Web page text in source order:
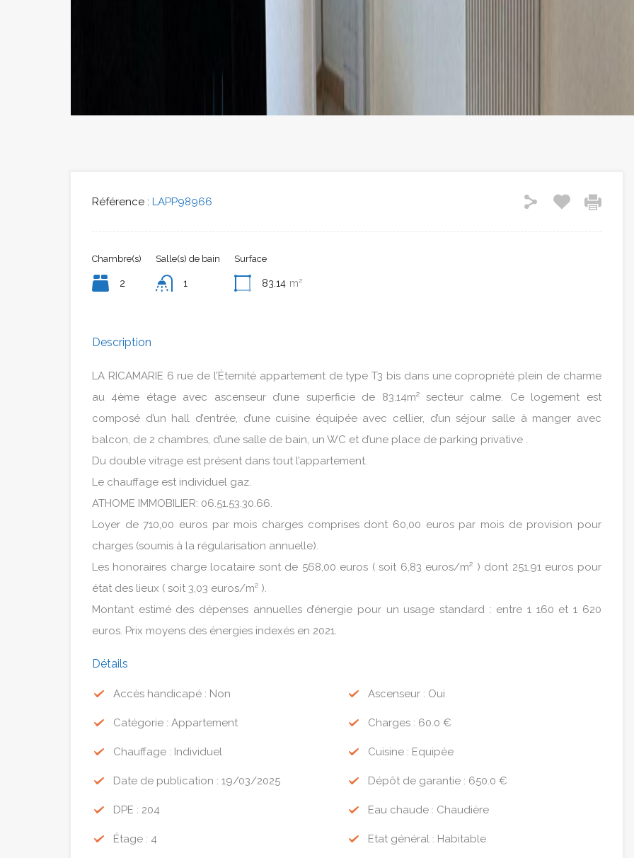
Référence : LAPP98966
Chambre(s)
2
Salle(s) de bain
1
Surface
83.14 m²
Description
LA RICAMARIE 6 rue de l’Éternité appartement de type T3 bis dans une copropriété plein de charme
au 4ème étage avec ascenseur d’une superficie de 83.14m² secteur calme. Ce logement est
composé d’un hall d’entrée, d’une cuisine équipée avec cellier, d’un séjour salle à manger avec
balcon, de 2 chambres, d’une salle de bain, un WC et d’une place de parking privative .
Du double vitrage est présent dans tout l’appartement.
Le chauffage est individuel gaz.
ATHOME IMMOBILIER: 06.51.53.30.66.
Loyer de 710,00 euros par mois charges comprises dont 60,00 euros par mois de provision pour
charges (soumis à la régularisation annuelle).
Les honoraires charge locataire sont de 568,00 euros ( soit 6,83 euros/m² ) dont 251,91 euros pour
état des lieux ( soit 3,03 euros/m² ).
Montant estimé des dépenses annuelles d’énergie pour un usage standard : entre 1 160 et 1 620
euros. Prix moyens des énergies indexés en 2021.
Détails
Accès handicapé : Non Ascenseur : Oui
Catégorie : Appartement Charges : 60.0 €
Chauffage : Individuel Cuisine : Equipée
Date de publication : 19/03/2025 Dépôt de garantie : 650.0 €
DPE : 204 Eau chaude : Chaudière
Étage : 4 Etat général : Habitable